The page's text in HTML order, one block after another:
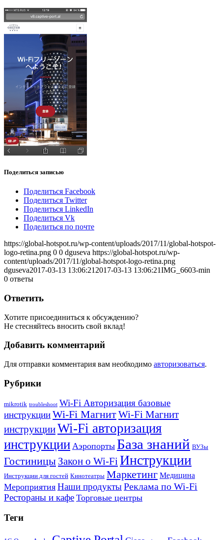
Поделиться записью
Поделиться Facebook
Поделиться Twitter
Поделиться LinkedIn
Поделиться Vk
Поделиться по почте
https://global-hotspot.ru/wp-content/uploads/2017/11/global-hotspot-
logo-retina.png 0 0 dguseva https://global-hotspot.ru/wp-
content/uploads/2017/11/global-hotspot-logo-retina.png
dguseva2017-03-13 13:06:21 2017-03-13 13:06:21IMG_6603-min
0 ответы
Ответить
Хотите присоединиться к обсуждению?
Не стесняйтесь вносить свой вклад!
Добавить комментарий
Для отправки комментария вам необходимо авторизоваться.
Рубрики
mikrotik troubleshoot Wi-Fi Авторизация базовые
инструкцииWi-Fi МагнитWi-Fi Магнит
инструкцииWi-Fi авторизация
инструкции Аэропорты База знаний ВУЗы
Гостиницы Закон о Wi-FiИнструкции
Инструкции для гостей Кинотеатры Маркетинг Медицина
Мероприятия Наши продуктыРеклама по Wi-Fi
Рестораны и кафе Торговые центры
Теги